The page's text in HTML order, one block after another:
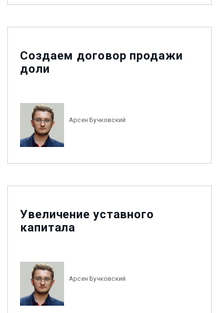
Создаем договор продажи
доли
Арсен Бучковский
Увеличение уставного
капитала
Арсен Бучковский